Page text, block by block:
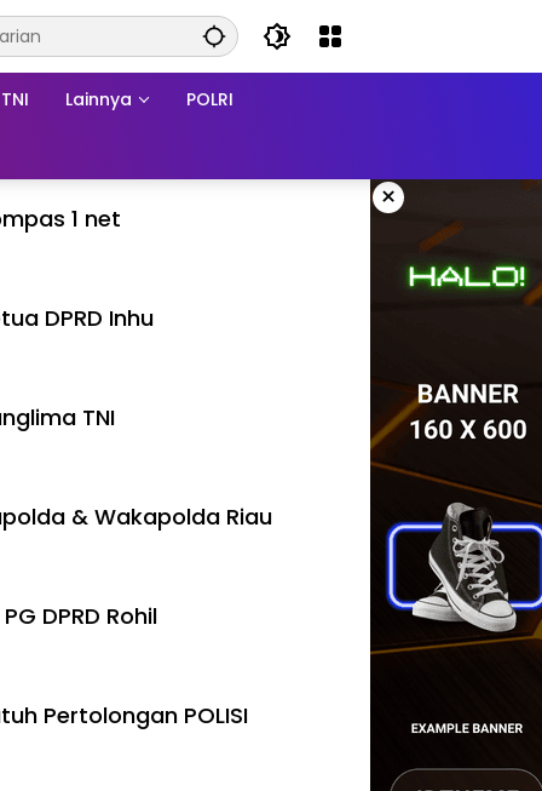
TNI Lainnya POLRI
×
1 net
DPRD Inhu
TNI
& Wakapolda Riau
DPRD Rohil
Pertolongan POLISI